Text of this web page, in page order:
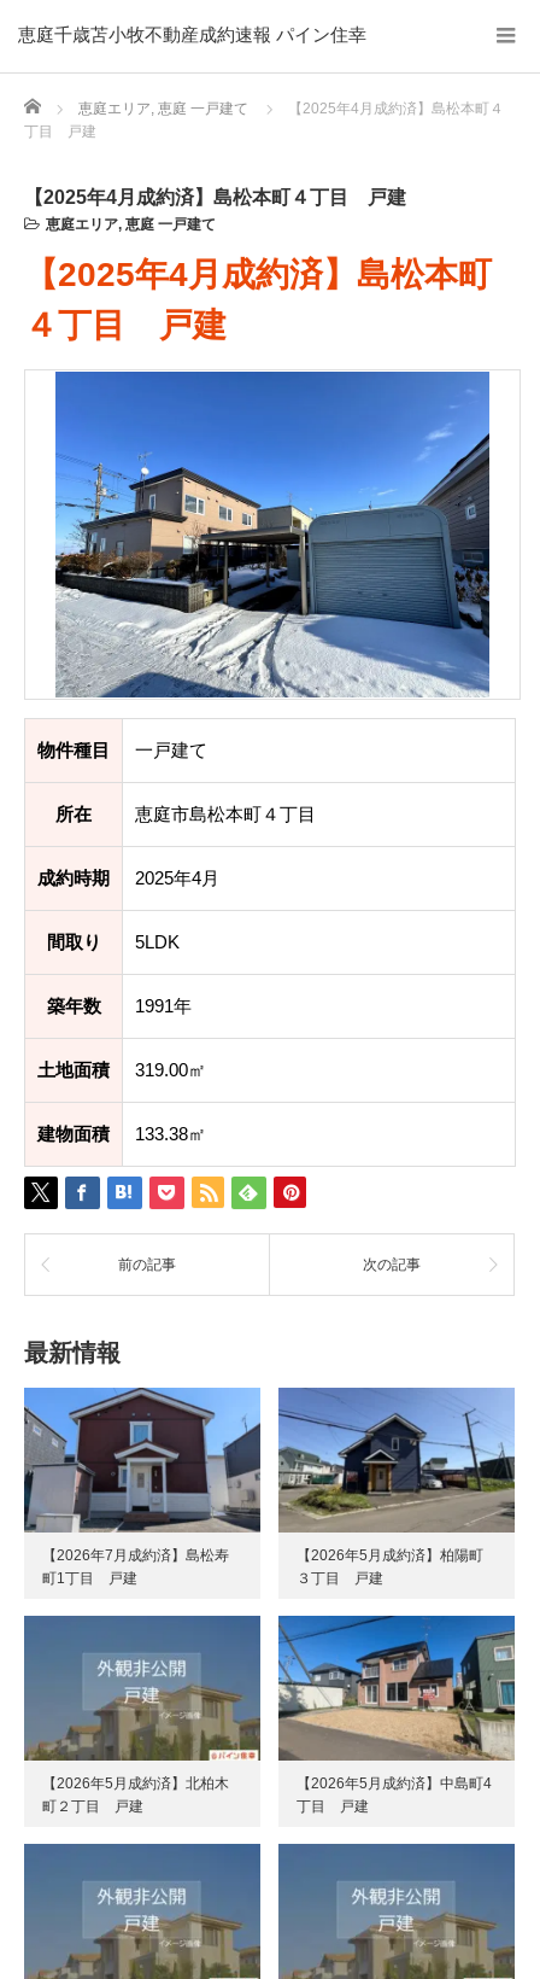
恵庭千歳苫小牧不動産成約速報 パイン住幸
Home 恵庭エリア, 恵庭 一戸建て
【2025年4月成約済】島松本町４
丁目 戸建
【2025年4月成約済】島松本町４丁目 戸建
恵庭エリア, 恵庭 一戸建て
【2025年4月成約済】島松本町
４丁目 戸建
物件種目 一戸建て
所在 恵庭市島松本町４丁目
成約時期 2025年4月
間取り 5LDK
築年数 1991年
土地面積 319.00㎡
建物面積 133.38㎡
前の記事 次の記事
最新情報
【2026年7月成約済】島松寿
町1丁目 戸建
【2026年5月成約済】柏陽町
３丁目 戸建
【2026年5月成約済】北柏木
町２丁目 戸建
【2026年5月成約済】中島町4
丁目 戸建